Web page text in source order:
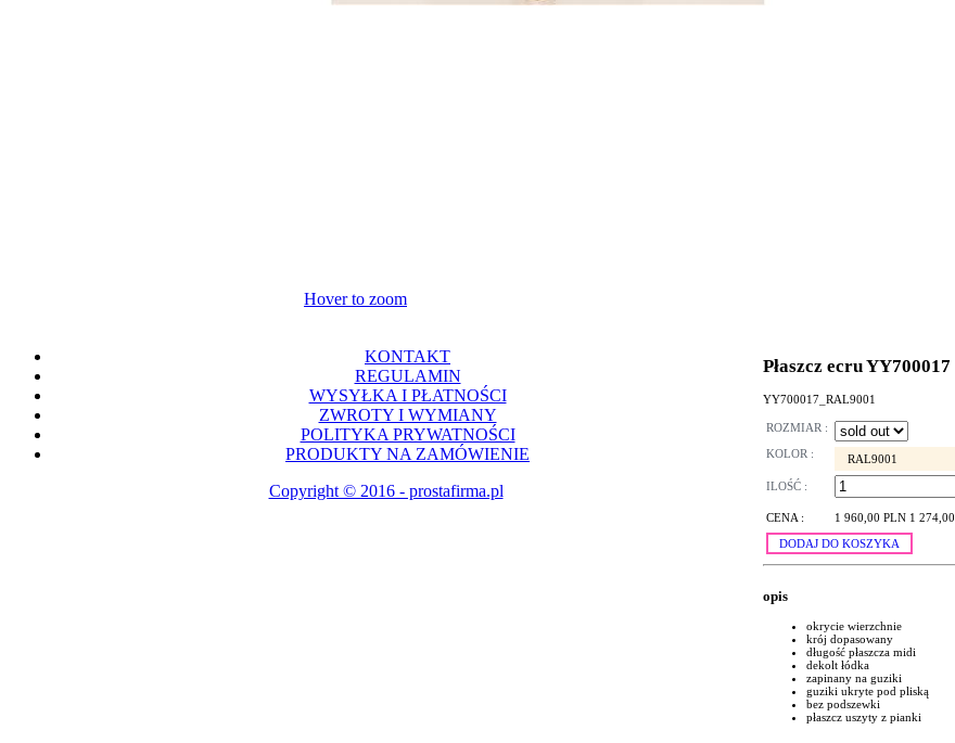
Hover to zoom
Płaszcz ecru YY700017
YY700017_RAL9001
ROZMIAR :
KOLOR :
RAL9001
ILOŚĆ :
CENA : 1 960,00 PLN 1
DODAJ DO KOSZYKA
opis
okrycie wierzchnie
krój dopasowany
długość płaszcza midi
dekolt łódka
zapinany na guziki
guziki ukryte pod pliską
bez podszewki
płaszcz uszyty z pianki
KONTAKT
REGULAMIN
WYSYŁKA I PŁATNOŚCI
ZWROTY I WYMIANY
POLITYKA PRYWATNOŚCI
PRODUKTY NA ZAMÓWIENIE
Copyright © 2016 - prostafirma.pl